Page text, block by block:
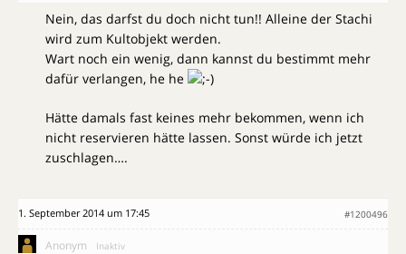
Nein, das darfst du doch nicht tun!! Alleine der Stachi
wird zum Kultobjekt werden.
Wart noch ein wenig, dann kannst du bestimmt mehr
dafür verlangen, he he
Hätte damals fast keines mehr bekommen, wenn ich
nicht reservieren hätte lassen. Sonst würde ich jetzt
zuschlagen….
1. September 2014 um 17:45 #1200496
Anonym Inaktiv